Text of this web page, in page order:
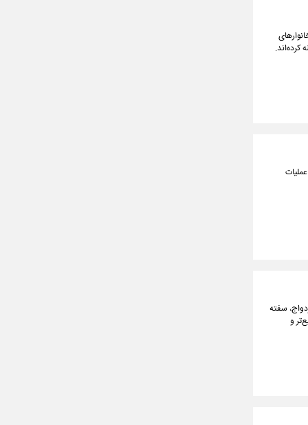
بوده است؛ یعنی خانوارهای
هزینه کرده‌اند.
از جمله ارائه وام ازدواج، سفته
و